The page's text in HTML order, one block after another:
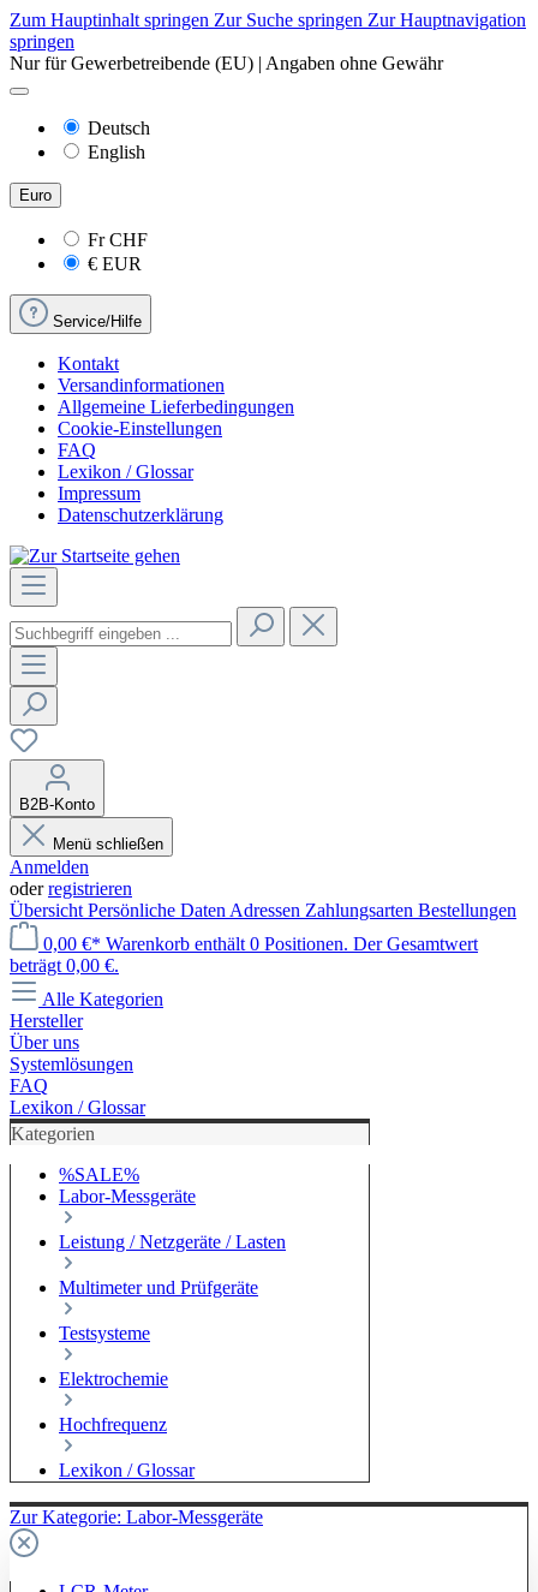
Zum Hauptinhalt springen Zur Suche springen Zur Hauptnavigation
springen
Nur für Gewerbetreibende (EU) | Angaben ohne Gewähr
Deutsch
English
Euro
FrCHF
€ EUR
Service/Hilfe
Kontakt
Versandinformationen
Allgemeine Lieferbedingungen
Cookie-Einstellungen
FAQ
Lexikon / Glossar
Impressum
Datenschutzerklärung
B2B-Konto
Menü schließen
Anmelden
oderregistrieren
Übersicht Persönliche Daten Adressen Zahlungsarten Bestellungen
0,00 €* Warenkorb enthält 0 Positionen. Der Gesamtwert
beträgt 0,00 €.
Alle Kategorien
Hersteller
Über uns
Systemlösungen
FAQ
Lexikon / Glossar
Kategorien
%SALE%
Labor-Messgeräte
Leistung / Netzgeräte / Lasten
Multimeter und Prüfgeräte
Testsysteme
Elektrochemie
Hochfrequenz
Lexikon / Glossar
Zur Kategorie: Labor-Messgeräte